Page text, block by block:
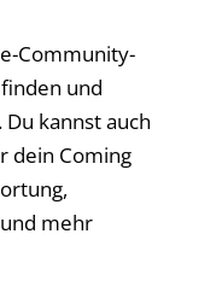
Community-
und
kannst auch
dein Coming
mehr